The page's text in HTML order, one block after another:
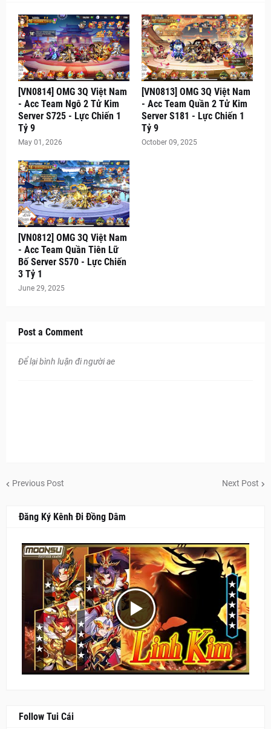
[VN0814] OMG 3Q Việt Nam
- Acc Team Ngô 2 Tử Kim
Server S725 - Lực Chiến 1
Tỷ 9
May 01, 2026
[VN0813] OMG 3Q Việt Nam
- Acc Team Quần 2 Tử Kim
Server S181 - Lực Chiến 1
Tỷ 9
October 09, 2025
[VN0812] OMG 3Q Việt Nam
- Acc Team Quần Tiên Lữ
Bố Server S570 - Lực Chiến
3 Tỷ 1
June 29, 2025
Post a Comment
Để lại bình luận đi người ae
Previous Post Next Post
Đăng Ký Kênh Đi Đồng Dâm
Follow Tui Cái